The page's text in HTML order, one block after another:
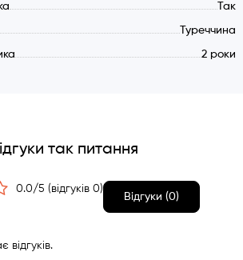
Так
Туреччина
2 роки
так питання
0.0/5 (відгуків 0)
Відгуки (0)
відгуків.